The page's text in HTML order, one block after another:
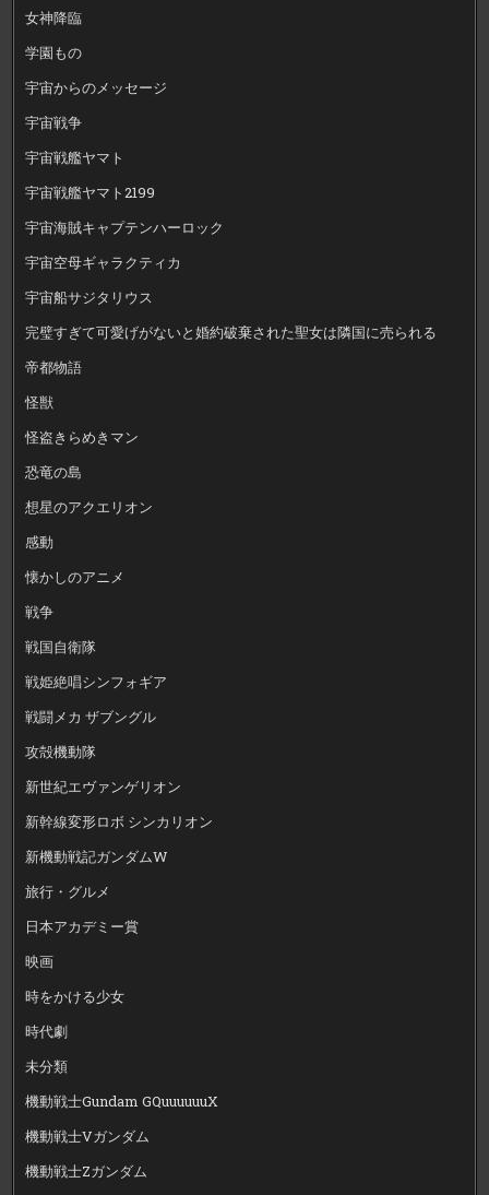
女神降臨
学園もの
宇宙からのメッセージ
宇宙戦争
宇宙戦艦ヤマト
宇宙戦艦ヤマト2199
宇宙海賊キャプテンハーロック
宇宙空母ギャラクティカ
宇宙船サジタリウス
完璧すぎて可愛げがないと婚約破棄された聖女は隣国に売られる
帝都物語
怪獣
怪盗きらめきマン
恐竜の島
想星のアクエリオン
感動
懐かしのアニメ
戦争
戦国自衛隊
戦姫絶唱シンフォギア
戦闘メカ ザブングル
攻殻機動隊
新世紀エヴァンゲリオン
新幹線変形ロボ シンカリオン
新機動戦記ガンダムW
旅行・グルメ
日本アカデミー賞
映画
時をかける少女
時代劇
未分類
機動戦士Gundam GQuuuuuuX
機動戦士Vガンダム
機動戦士Zガンダム